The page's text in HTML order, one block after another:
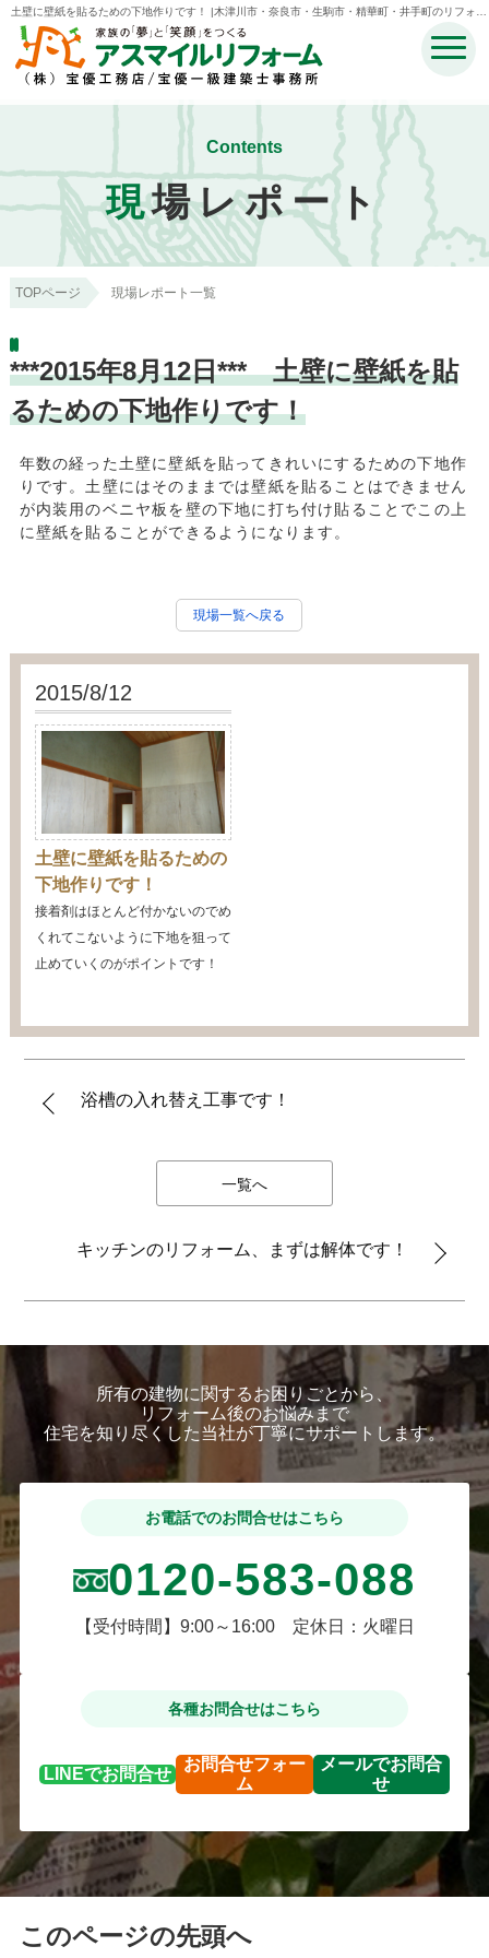
土壁に壁紙を貼るための下地作りです！ |木津川市・奈良市・生駒市・精華町・井手町のリフォー
ムのことなら宝優工務店アスマイルリフォーム
Contents
現場レポート
TOPページ 現場レポート一覧
***2015年8月12日*** 土壁に壁紙を貼
るための下地作りです！
年数の経った土壁に壁紙を貼ってきれいにするための下地作
りです。土壁にはそのままでは壁紙を貼ることはできません
が内装用のベニヤ板を壁の下地に打ち付け貼ることでこの上
に壁紙を貼ることができるようになります。
現場一覧へ戻る
2015/8/12
土壁に壁紙を貼るための
下地作りです！
接着剤はほとんど付かないのでめ
くれてこないように下地を狙って
止めていくのがポイントです！
浴槽の入れ替え工事です！
一覧へ
キッチンのリフォーム、まずは解体です！
所有の建物に関するお困りごとから、
リフォーム後のお悩みまで
住宅を知り尽くした当社が丁寧にサポートします。
お電話でのお問合せはこちら
0120-583-088
【受付時間】9:00～16:00 定休日：火曜日
各種お問合せはこちら
LINEでお問合せ
お問合せフォー
ム
メールでお問合
せ
このページの先頭へ